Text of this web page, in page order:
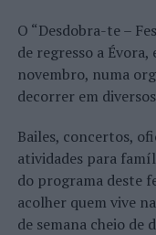
O “Desdobra-te –
de regresso a
novembro, numa
decorrer em
Bailes, concertos,
atividades para
do programa deste
acolher quem vive
de semana cheio de